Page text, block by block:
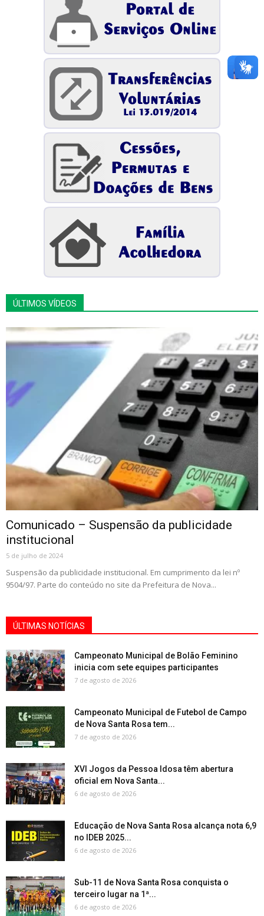
ÚLTIMOS VÍDEOS
Comunicado – Suspensão da publicidade
institucional
5 de julho de 2024
Suspensão da publicidade institucional. Em cumprimento da lei nº
9504/97. Parte do conteúdo no site da Prefeitura de Nova...
ÚLTIMAS NOTÍCIAS
Campeonato Municipal de Bolão Feminino
inicia com sete equipes participantes
7 de agosto de 2026
Campeonato Municipal de Futebol de Campo
de Nova Santa Rosa tem...
7 de agosto de 2026
XVI Jogos da Pessoa Idosa têm abertura
oficial em Nova Santa...
6 de agosto de 2026
Educação de Nova Santa Rosa alcança nota 6,9
no IDEB 2025...
6 de agosto de 2026
Sub-11 de Nova Santa Rosa conquista o
terceiro lugar na 1ª...
6 de agosto de 2026